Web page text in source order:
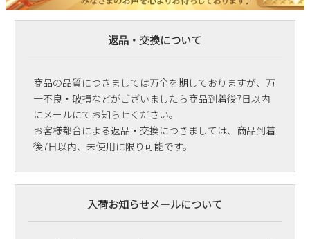
返品・交換について
商品の品質につきましては万全を期しておりますが、万
一不良・破損などがございましたら商品到着後7日以内
にメールにてお知らせください。
お客様都合による返品・交換につきましては、商品到着
後7日以内、未使用に限り可能です。
入荷お知らせメールについて